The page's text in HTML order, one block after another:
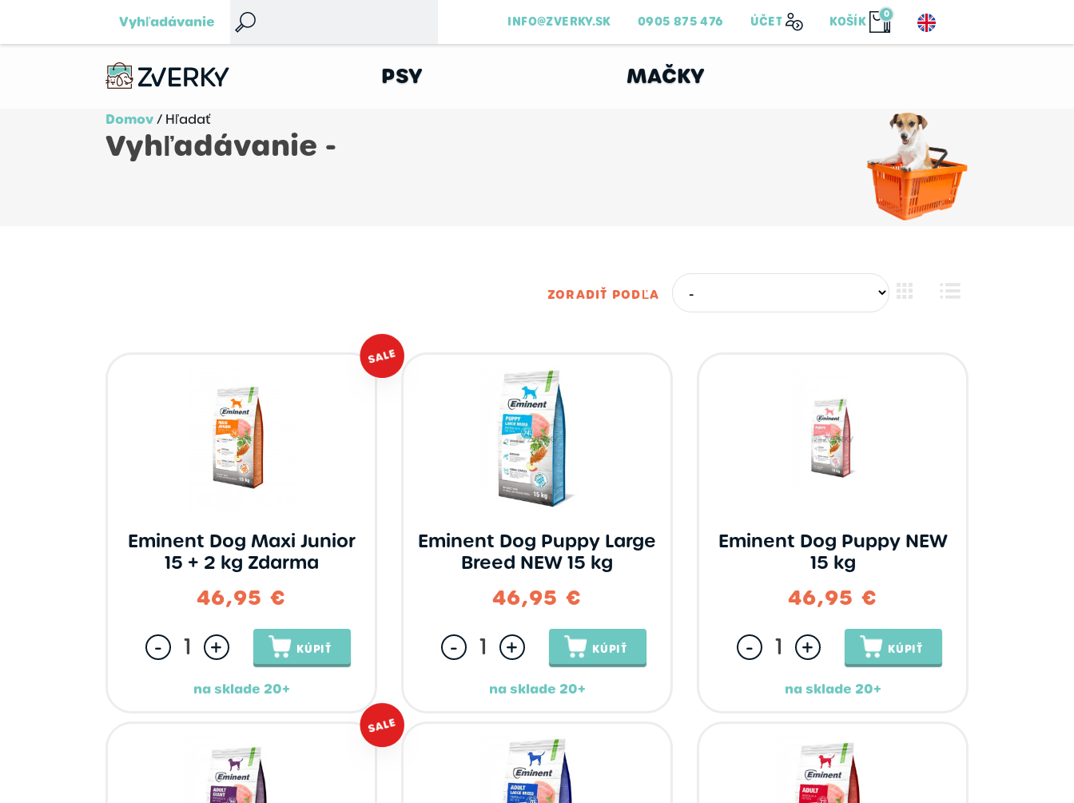
Vyhľadávanie INFO@ZVERKY.SK 0905 875 476 ÚČET KOŠÍK
0
PSY MAČKY
Domov/ Hľadať
Vyhľadávanie -
ZORADIŤ PODĽA
Eminent Dog Maxi Junior
15 + 2 kg Zdarma
46,95 €
- + KÚPIŤ
na sklade 20+
Eminent Dog Puppy Large
Breed NEW 15 kg
46,95 €
- + KÚPIŤ
na sklade 20+
Eminent Dog Puppy NEW
15 kg
46,95 €
- + KÚPIŤ
na sklade 20+